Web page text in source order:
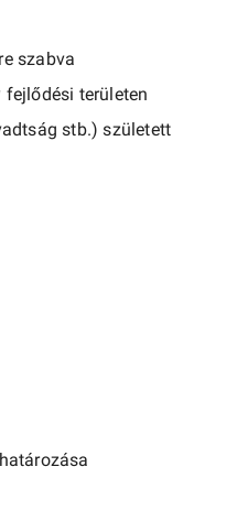
szabva
területen
stb.) született